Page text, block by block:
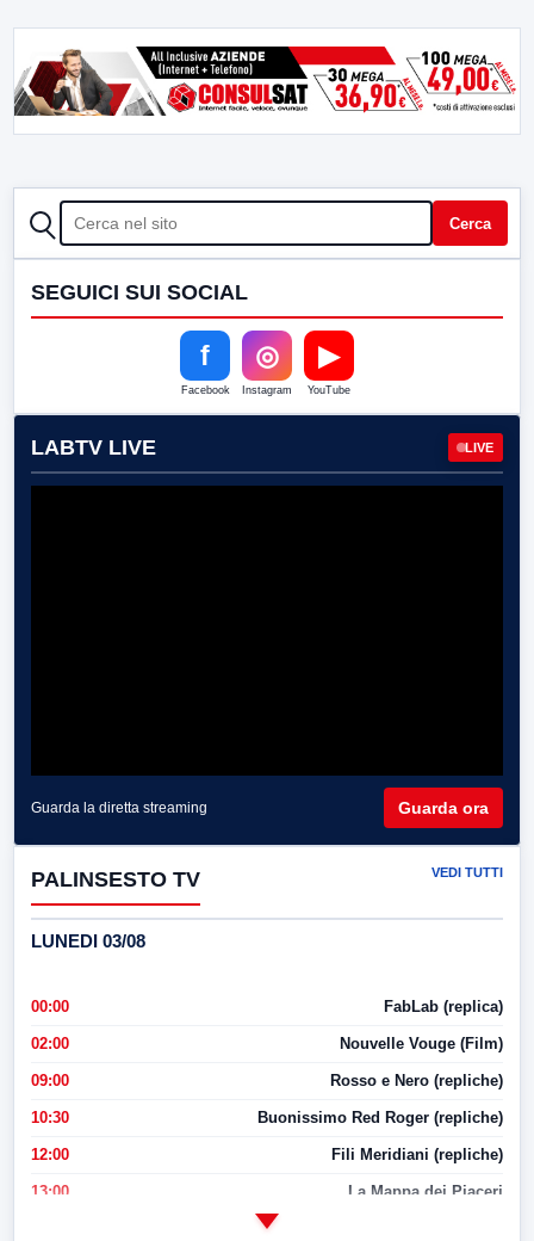
CERCA Cerca
SEGUICI SUI SOCIAL
f
Facebook
◎
Instagram
▶
YouTube
LABTV LIVE LIVE
Guarda la diretta streaming Guarda ora
PALINSESTO TV VEDI TUTTI
LUNEDI 03/08
00:00 FabLab (replica)
02:00 Nouvelle Vouge (Film)
09:00 Rosso e Nero (repliche)
10:30 Buonissimo Red Roger (repliche)
12:00 Fili Meridiani (repliche)
13:00 La Mappa dei Piaceri